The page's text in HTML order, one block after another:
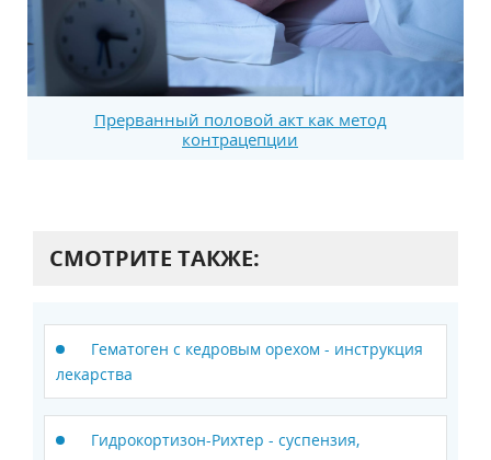
Прерванный половой акт как метод
контрацепции
СМОТРИТЕ ТАКЖЕ:
Гематоген с кедровым орехом - инструкция
лекарства
Гидрокортизон-Рихтер - суспензия,